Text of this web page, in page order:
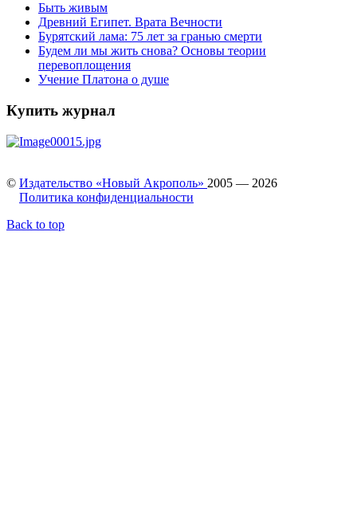
Быть живым
Древний Египет. Врата Вечности
Бурятский лама: 75 лет за гранью смерти
Будем ли мы жить снова? Основы теории
перевоплощения
Учение Платона о душе
Купить журнал
© Издательство «Новый Акрополь» 2005 — 2026
Политика конфиденциальности
Back to top